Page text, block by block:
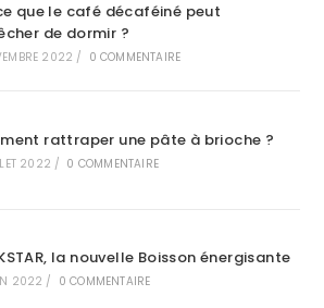
que le café décaféiné peut
de dormir ?
2022 / 0 COMMENTAIRE
rattraper une pâte à brioche ?
2022 / 0 COMMENTAIRE
la nouvelle Boisson énergisante
2022 / 0 COMMENTAIRE